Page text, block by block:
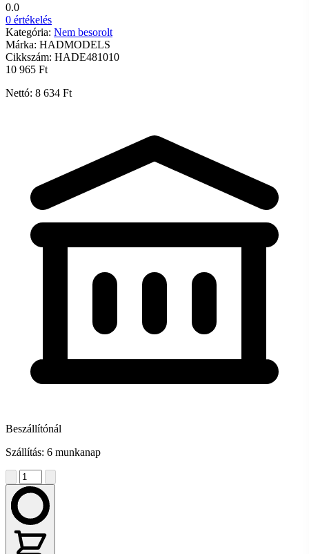
0.0
0 értékelés
Kategória: Nem besorolt
Márka: HADMODELS
Cikkszám: HADE481010
10 965 Ft
Nettó: 8 634 Ft
Beszállítónál
Szállítás: 6 munkanap